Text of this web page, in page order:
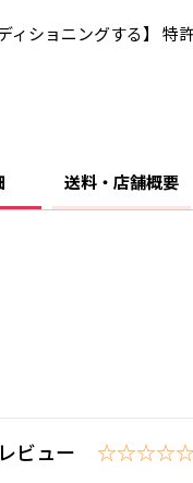
ディショニングする】
送料・店舗概要
ビュー ☆☆☆☆☆